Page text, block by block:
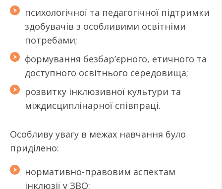
психологічної та педагогічної підтримки
здобувачів з особливими освітніми
потребами;
формування безбар’єрного, етичного та
доступного освітнього середовища;
розвитку інклюзивної культури та
міждисциплінарної співпраці.
Особливу увагу в межах навчання було
приділено:
нормативно-правовим аспектам
інклюзії у ЗВО;